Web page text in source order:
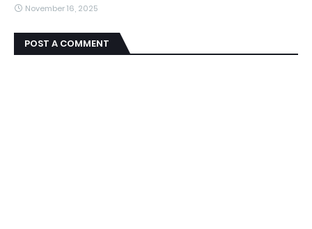
November 16, 2025
POST A COMMENT